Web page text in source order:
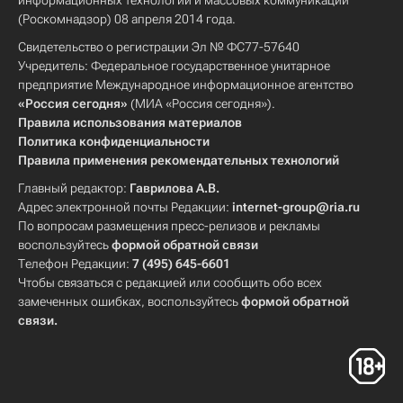
Санкт-Петербург
Сахалинская область
Магаданская область
Хабаровский край
Томская область
Республика Татарстан (Татарстан)
Новосибирская область
Самарская область
Калининградская область
Волгоградская область
Еврейская автономная область
Ханты-Мансийский АО
Республика Калмыкия
(Роскомнадзор) 08 апреля 2014 года.
Свидетельство о регистрации Эл № ФС77-57640
Учредитель: Федеральное государственное унитарное
предприятие Международное информационное агентство
«Россия сегодня» (МИА «Россия сегодня»).
Правила использования материалов
Политика конфиденциальности
Правила применения рекомендательных технологий
Главный редактор: Гаврилова А.В.
Адрес электронной почты Редакции: internet-group@ria.ru
По вопросам размещения пресс-релизов и рекламы
воспользуйтесьформой обратной связи
Телефон Редакции: 7 (495) 645-6601
Чтобы связаться с редакцией или сообщить обо всех
замеченных ошибках, воспользуйтесьформой обратной
связи.